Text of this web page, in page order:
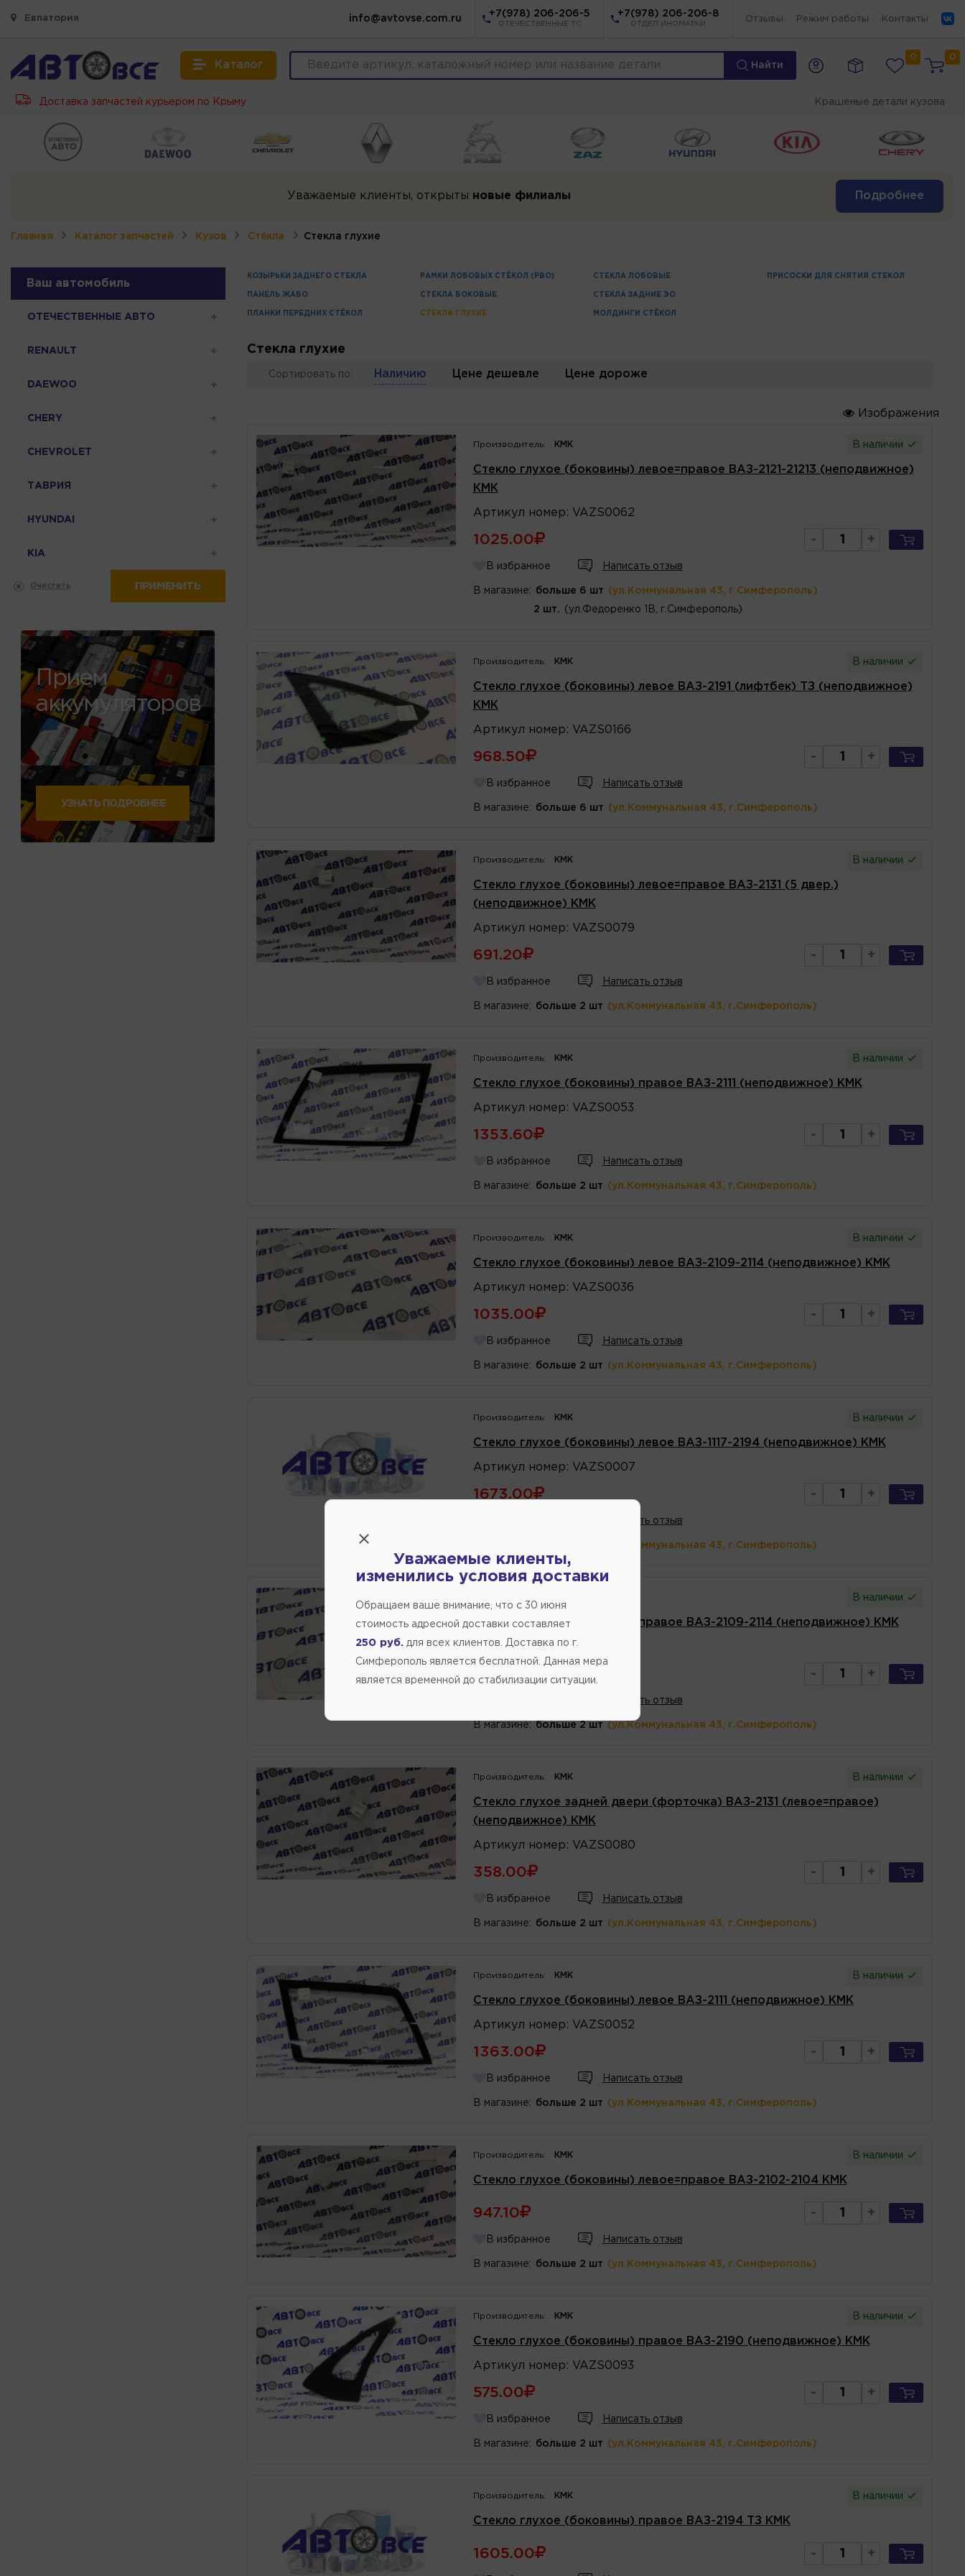
Евпатория info@avtovse.com.ru
+7(978) 206-206-5
ОТЕЧЕСТВЕННЫЕ ТС
+7(978) 206-206-8
ОТДЕЛ ИНОМАРКИ
Отзывы Режим работы Контакты
Каталог Найти
0 0
Доставка запчастей курьером по Крыму Крашеные детали кузова
Уважаемые клиенты, открыты новые филиалы Подробнее
Главная Каталог запчастей Кузов Стёкла Стекла глухие
Ваш автомобиль
ОТЕЧЕСТВЕННЫЕ АВТО
RENAULT
DAEWOO
CHERY
CHEVROLET
ТАВРИЯ
HYUNDAI
KIA
Очистить ПРИМЕНИТЬ
Прием
аккумуляторов
УЗНАТЬ ПОДРОБНЕЕ
КОЗЫРЬКИ ЗАДНЕГО СТЕКЛА
ПАНЕЛЬ ЖАБО
ПЛАНКИ ПЕРЕДНИХ СТЁКОЛ
РАМКИ ЛОБОВЫХ СТЁКОЛ (РВО)
СТЕКЛА БОКОВЫЕ
СТЕКЛА ГЛУХИЕ
СТЕКЛА ЛОБОВЫЕ
СТЕКЛА ЗАДНИЕ ЭО
МОЛДИНГИ СТЁКОЛ
ПРИСОСКИ ДЛЯ СНЯТИЯ СТЕКОЛ
Стекла глухие
Сортировать по: Наличию Цене дешевле Цене дороже
Изображения
Производитель: КМК В наличии
Стекло глухое (боковины) левое=правое ВАЗ-2121-21213 (неподвижное)
КМК
Артикул номер : VAZS0062
1025.00 - +
В избранное Написать отзыв
В магазине: больше 6 шт (ул.Коммунальная 43, г.Симферополь)
2 шт. (ул.Федоренко 1В, г.Симферополь)
Производитель: КМК В наличии
Стекло глухое (боковины) левое ВАЗ-2191 (лифтбек) ТЗ (неподвижное)
КМК
Артикул номер : VAZS0166
968.50 - +
В избранное Написать отзыв
В магазине: больше 6 шт (ул.Коммунальная 43, г.Симферополь)
Производитель: КМК В наличии
Стекло глухое (боковины) левое=правое ВАЗ-2131 (5 двер.)
(неподвижное) КМК
Артикул номер : VAZS0079
691.20 - +
В избранное Написать отзыв
В магазине: больше 2 шт (ул.Коммунальная 43, г.Симферополь)
Производитель: КМК В наличии
Стекло глухое (боковины) правое ВАЗ-2111 (неподвижное) КМК
Артикул номер : VAZS0053
1353.60 - +
В избранное Написать отзыв
В магазине: больше 2 шт (ул.Коммунальная 43, г.Симферополь)
Производитель: КМК В наличии
Стекло глухое (боковины) левое ВАЗ-2109-2114 (неподвижное) КМК
Артикул номер : VAZS0036
1035.00 - +
В избранное Написать отзыв
В магазине: больше 2 шт (ул.Коммунальная 43, г.Симферополь)
Производитель: КМК В наличии
Стекло глухое (боковины) левое ВАЗ-1117-2194 (неподвижное) КМК
Артикул номер : VAZS0007
1673.00 - +
Написать отзыв
(ул.Коммунальная 43, г.Симферополь)
В наличии
Стекло глухое (боковины) правое ВАЗ-2109-2114 (неподвижное) КМК
Артикулномер: VAZS0037
1030.40 - +
Написать отзыв
В магазине: больше 2 шт (ул.Коммунальная 43, г.Симферополь)
Производитель: КМК В наличии
Стекло глухое задней двери (форточка) ВАЗ-2131 (левое=правое)
(неподвижное) КМК
Артикул номер : VAZS0080
358.00 - +
В избранное Написать отзыв
В магазине: больше 2 шт (ул.Коммунальная 43, г.Симферополь)
Производитель: КМК В наличии
Стекло глухое (боковины) левое ВАЗ-2111 (неподвижное) КМК
Артикул номер : VAZS0052
1363.00 - +
В избранное Написать отзыв
В магазине: больше 2 шт (ул.Коммунальная 43, г.Симферополь)
Производитель: КМК В наличии
Стекло глухое (боковины) левое=правое ВАЗ-2102-2104 КМК
947.10 - +
В избранное Написать отзыв
В магазине: больше 2 шт (ул.Коммунальная 43, г.Симферополь)
Производитель: КМК В наличии
Стекло глухое (боковины) правое ВАЗ-2190 (неподвижное) КМК
Артикул номер : VAZS0093
575.00 - +
В избранное Написать отзыв
В магазине: больше 2 шт (ул.Коммунальная 43, г.Симферополь)
Производитель: КМК В наличии
Стекло глухое (боковины) правое ВАЗ-2194 ТЗ КМК
1605.00 - +
Уважаемые клиенты,
изменились условия доставки
Обращаем ваше внимание, что c 30 июня
стоимость адресной доставки составляет
250 руб. для всех клиентов. Доставка по г.
Симферополь является бесплатной. Данная мера
является временной до стабилизации ситуации.